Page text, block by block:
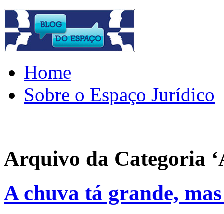
Home
Sobre o Espaço Jurídico
Arquivo da Categoria
A chuva tá grande,